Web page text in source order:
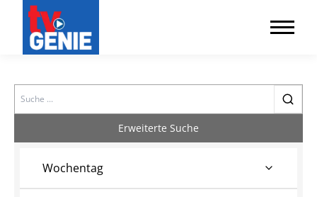
Search
Erweiterte Suche
Wochentag